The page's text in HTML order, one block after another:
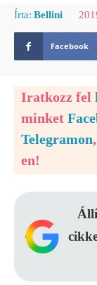
Írta: Bellini
Facebook
Iratkozz fel
minket
Telegramon,
en!